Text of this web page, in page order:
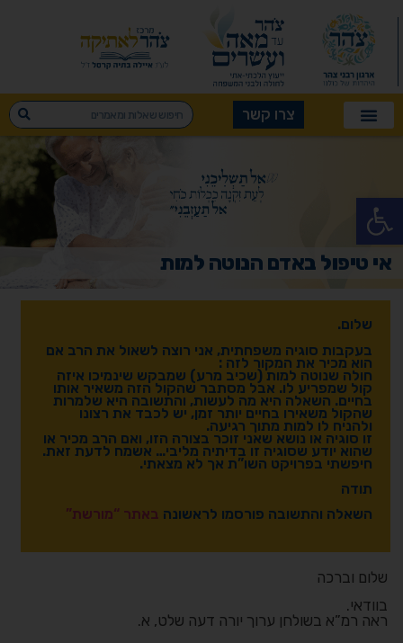
פתח סרגל נגישות
צרו קשר
אי טיפול באדם הנוטה למות
שלום.
בעקבות סוגיה משפחתית, אני רוצה לשאול את הרב אם
הוא מכיר את המקור לזה :
חולה שנוטה למות (שכיב מרע) שמבקש שינמיכו איזה
קול שמפריע לו. אבל מסתבר שהקול הזה משאיר אותו
בחיים. השאלה היא מה לעשות, והתשובה היא שלמרות
שהקול משאירו בחיים יותר זמן, יש לכבד את רצונו
ולהניח לו למות מתוך רגיעה.
זו סוגיה או נושא שאני זוכר בצורה הזו, ואם הרב מכיר או
שהוא יודע שסוגיה זו בדיתיה מליבי… אשמח לדעת זאת.
חיפשתי בפרויקט השו”ת אך לא מצאתי.
תודה
השאלה והתשובה פורסמו לראשונה באתר “מורשת”
שלום וברכה
בוודאי.
ראה רמ”א בשולחן ערוך יורה דעה שלט, א.